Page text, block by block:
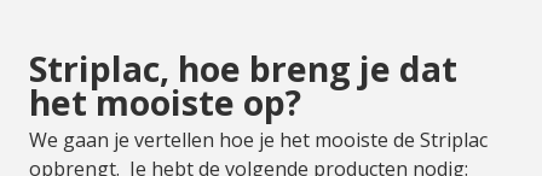
Striplac, hoe breng je dat
het mooiste op?
We gaan je vertellen hoe je het mooiste de Striplac
opbrengt. Je hebt de volgende producten nodig: